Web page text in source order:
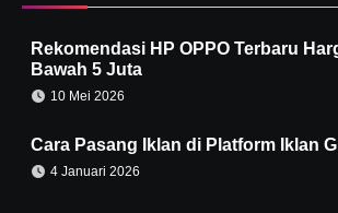
Rekomendasi HP OPPO Terbaru
Bawah 5 Juta
10 Mei 2026
Cara Pasang Iklan di Platform Iklan
4 Januari 2026